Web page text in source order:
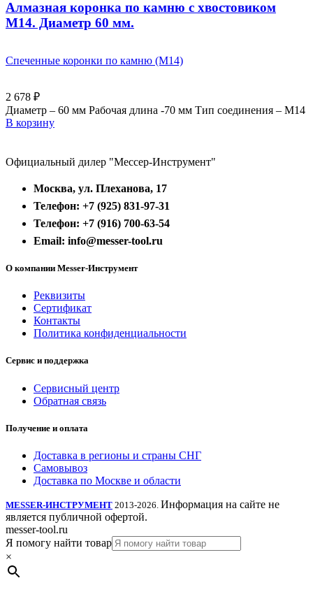
Алмазная коронка по камню с хвостовиком
M14. Диаметр 60 мм.
Спеченные коронки по камню (M14)
2 678 ₽
Диаметр – 60 мм Рабочая длина -70 мм Тип соединения – M14
В корзину
Официальный дилер "Мессер-Инструмент"
Москва, ул. Плеханова, 17
Телефон: +7 (925) 831-97-31
Телефон: +7 (916) 700-63-54
Email: info@messer-tool.ru
О компании Messer-Инструмент
Реквизиты
Сертификат
Контакты
Политика конфиденциальности
Сервис и поддержка
Сервисный центр
Обратная связь
Получение и оплата
Доставка в регионы и страны СНГ
Самовывоз
Доставка по Москве и области
MESSER-ИНСТРУМЕНТ 2013-2026. Информация на сайте не
является публичной офертой.
messer-tool.ru
Я помогу найти товар
×